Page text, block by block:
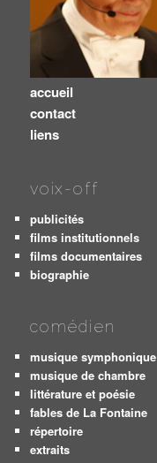
accueil
contact
liens
voix-off
publicités
films institutionnels
films documentaires
biographie
comédien
musique symphonique
musique de chambre
littérature et poésie
fables de La Fontaine
répertoire
extraits